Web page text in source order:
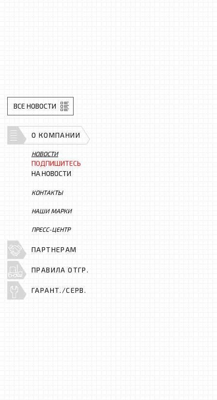
ВСЕ НОВОСТИ
О КОМПАНИИ
НОВОСТИ
ПОДПИШИТЕСЬ
НА НОВОСТИ
КОНТАКТЫ
НАШИ МАРКИ
ПРЕСС-ЦЕНТР
ПАРТНЕРАМ
ПРАВИЛА ОТГР.
ГАРАНТ./СЕРВ.